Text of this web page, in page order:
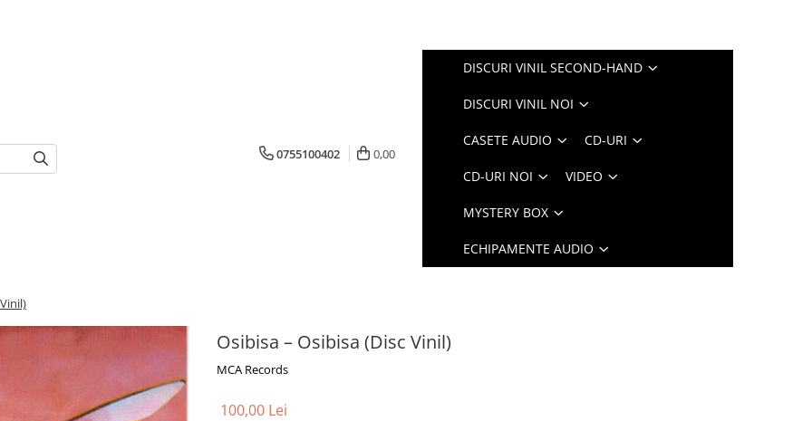
0755100402 0,00
DISCURI VINIL SECOND-HAND
DISCURI VINIL NOI
CASETE AUDIO CD-URI
CD-URI NOI VIDEO
MYSTERY BOX
ECHIPAMENTE AUDIO
Osibisa – Osibisa (Disc Vinil)
MCA Records
100,00 Lei